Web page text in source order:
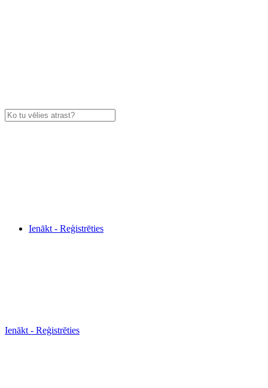
Ienākt - Reģistrēties
Ienākt - Reģistrēties